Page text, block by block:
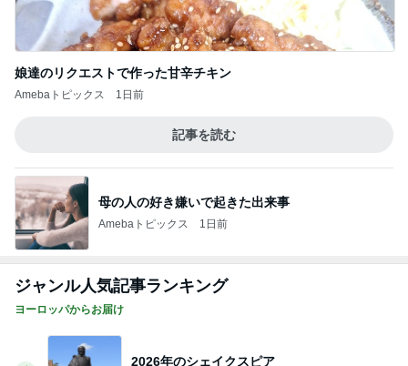
娘達のリクエストで作った甘辛チキン
Amebaトピックス 1日前
記事を読む
母の人の好き嫌いで起きた出来事
Amebaトピックス 1日前
ジャンル人気記事ランキング
ヨーロッパからお届け
2026年のシェイクスピア